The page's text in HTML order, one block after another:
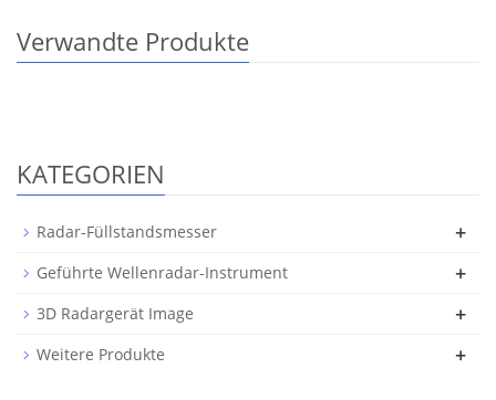
Verwandte Produkte
KATEGORIEN
Radar-Füllstandsmesser +
Geführte Wellenradar-Instrument +
3D Radargerät Image +
Weitere Produkte +